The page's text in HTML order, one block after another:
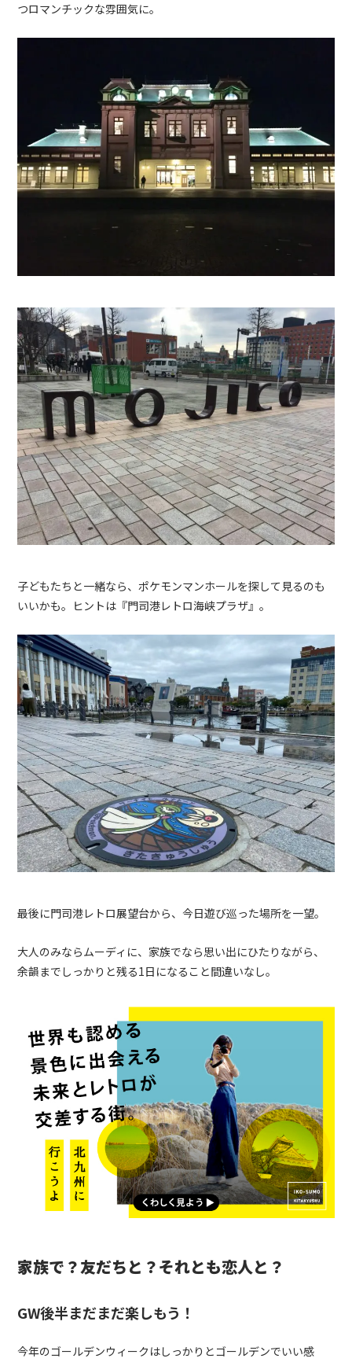
つロマンチックな雰囲気に。
子どもたちと一緒なら、ポケモンマンホールを探して見るのも
いいかも。ヒントは『門司港レトロ海峡プラザ』。
最後に門司港レトロ展望台から、今日遊び巡った場所を一望。
大人のみならムーディに、家族でなら思い出にひたりながら、
余韻までしっかりと残る1日になること間違いなし。
家族で？友だちと？それとも恋人と？
GW後半まだまだ楽しもう！
今年のゴールデンウィークはしっかりとゴールデンでいい感